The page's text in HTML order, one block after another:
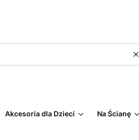
Akcesoria dla Dzieci Na Ścianę